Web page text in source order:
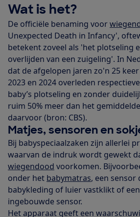
Wat is het?
De officiële benaming voor
Unexpected Death in Infancy',
betekent zoveel als 'het plotseling
overlijden van een zuigeling'. In
dat de afgelopen jaren zo'n 25 keer
2023 en 2024 overleden
baby’s plotseling en zonder
ruim 50% meer dan het
daarvoor (bron: CBS).
Matjes, sensoren en
Bij babyspeciaalzaken zijn allerlei
waarvan de indruk wordt gewekt
wiegendood voorkomen.
onder het babymatras, een sensor
babykleding of luier vastklikt of
ingebouwde sensor.
Het apparaat geeft een